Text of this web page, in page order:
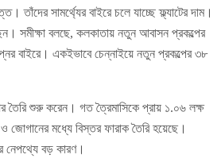
তাঁদের সামর্থ্যের বাইরে চলে যাচ্ছে ফ্ল্যাটের দাম।
সমীক্ষা বলছে, কলকাতায় নতুন আবাসন প্রকল্পের
বাইরে। একইভাবে চেন্নাইয়ে নতুন প্রকল্পের ৩৮
তৈরি শুরু করেন। গত ত্রৈমাসিকে প্রায় ১.০৬ লক্ষ
জোগানের মধ্যে বিস্তর ফারাক তৈরি হয়েছে।
নেপথ্যে বড় কারণ।